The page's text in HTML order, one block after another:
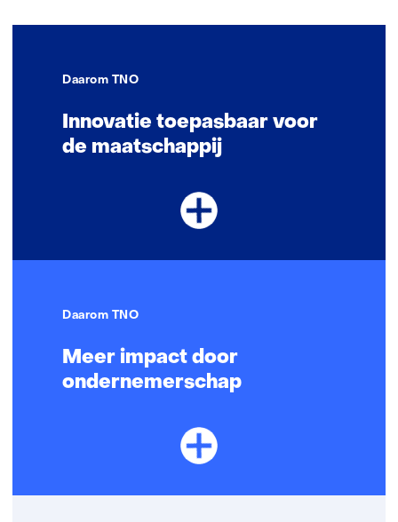
Innovatie toepasbaar voor
de maatschappij
Daarom TNO
Meer impact door
ondernemerschap
Daarom TNO